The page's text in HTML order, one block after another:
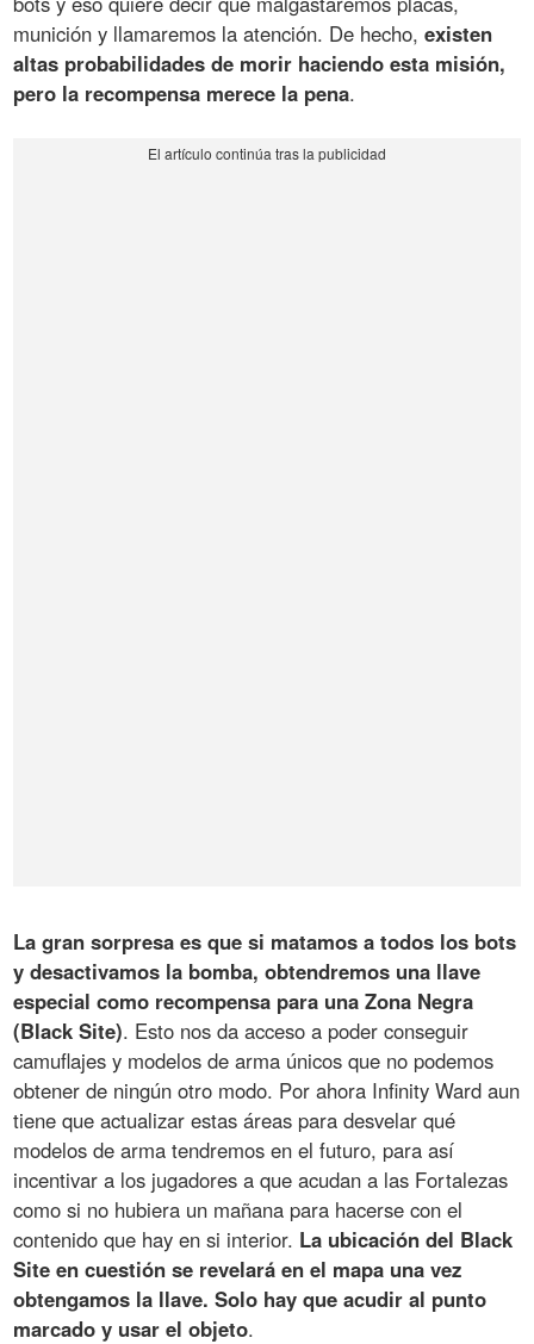
munición y llamaremos la atención. De hecho,existen
altas probabilidades de morir haciendo esta misión,
pero la recompensa merece la pena.
La gran sorpresa es que si matamos a todos los bots
y desactivamos la bomba, obtendremos una llave
especial como recompensa para una Zona Negra
(Black Site). Esto nos da acceso a poder conseguir
camuflajes y modelos de arma únicos que no podemos
obtener de ningún otro modo. Por ahora Infinity Ward aun
tiene que actualizar estas áreas para desvelar qué
modelos de arma tendremos en el futuro, para así
incentivar a los jugadores a que acudan a las Fortalezas
como si no hubiera un mañana para hacerse con el
contenido que hay en si interior. La ubicación del Black
Site en cuestión se revelará en el mapa una vez
obtengamos la llave. Solo hay que acudir al punto
marcado y usar el objeto.